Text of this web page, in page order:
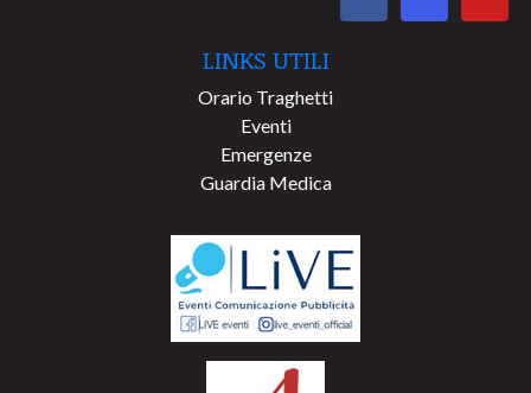
LINKS UTILI
Orario Traghetti
Eventi
Emergenze
Guardia Medica